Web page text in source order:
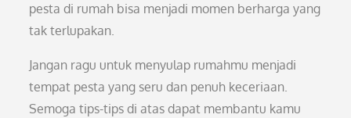
pesta di rumah bisa menjadi momen berharga yang
tak terlupakan.
Jangan ragu untuk menyulap rumahmu menjadi
tempat pesta yang seru dan penuh keceriaan.
Semoga tips-tips di atas dapat membantu kamu